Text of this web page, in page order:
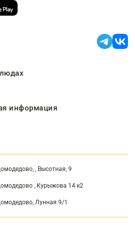
информация
, Высотная, 9
, Курыжова 14 к2
Лунная 9/1